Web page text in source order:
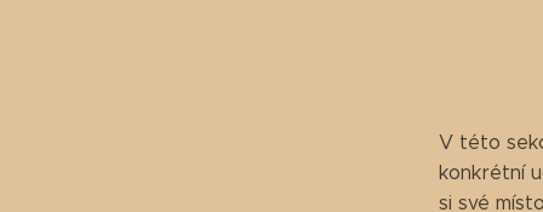
V této
konkrétní
si své